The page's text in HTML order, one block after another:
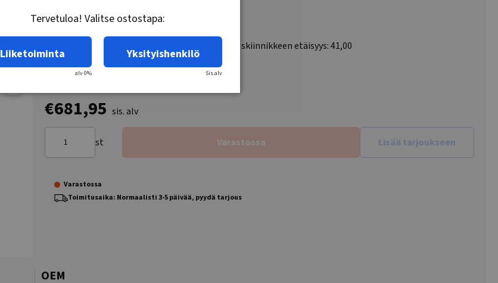
Jännite: 14, A: 230, Kierto: Myötäpäivään, Asennuskiinnikkeen etäisyys: 41,00
€681,95 sis. alv
st Varastossa Lisää tarjoukseen
Varastossa
Toimitusaika: Normaalisti 3-5 päivää, pyydä tarjous
OEM
Tervetuloa! Valitse ostostapa:
Liiketoiminta
alv 0%
Yksityishenkilö
Sis.alv